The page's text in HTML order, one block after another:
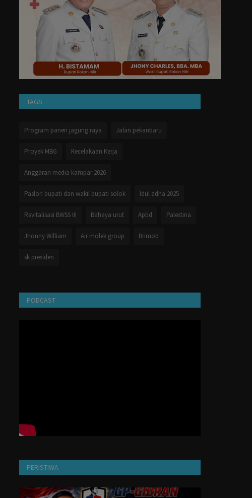
TAGS
Program panen jagung raya Jalan pekanbaru
Proyek MBG Kecelakaan Kerja
Anggaran media kampar 2026
Paslon bupati dan wakil bupati solok Idul adha 2025
Revitalisasi BWSS III Bahaya urut Apbd Palestina
Jhonny William Air molek group Brimob
sk presiden
PODCAST
PERISTIWA